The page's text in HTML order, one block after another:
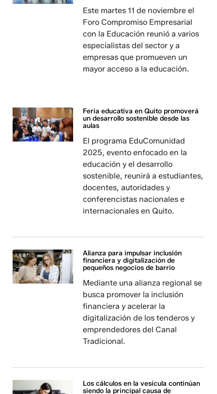
Este martes 11 de noviembre el
Foro Compromiso Empresarial
con la Educación reunió a varios
especialistas del sector y a
empresas que promueven un
mayor acceso a la educación.
Feria educativa en Quito promoverá
un desarrollo sostenible desde las
aulas
El programa EduComunidad
2025, evento enfocado en la
educación y el desarrollo
sostenible, reunirá a estudiantes,
docentes, autoridades y
conferencistas nacionales e
internacionales en Quito.
Alianza para impulsar inclusión
financiera y digitalización de
pequeños negocios de barrio
Mediante una alianza regional se
busca promover la inclusión
financiera y acelerar la
digitalización de los tenderos y
emprendedores del Canal
Tradicional.
Los cálculos en la vesícula continúan
siendo la principal causa de